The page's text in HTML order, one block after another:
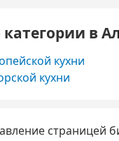
в
кухни
кухни